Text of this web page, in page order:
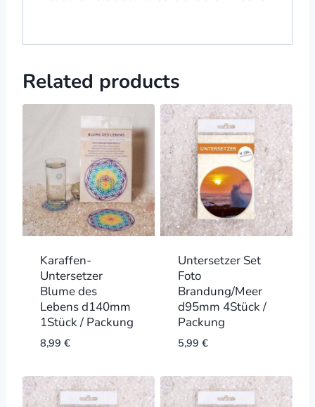
Related products
Karaffen-
Untersetzer
Blume des
Lebens d140mm
1Stück / Packung
8,99 €
Untersetzer Set
Foto
Brandung/Meer
d95mm 4Stück /
Packung
5,99 €